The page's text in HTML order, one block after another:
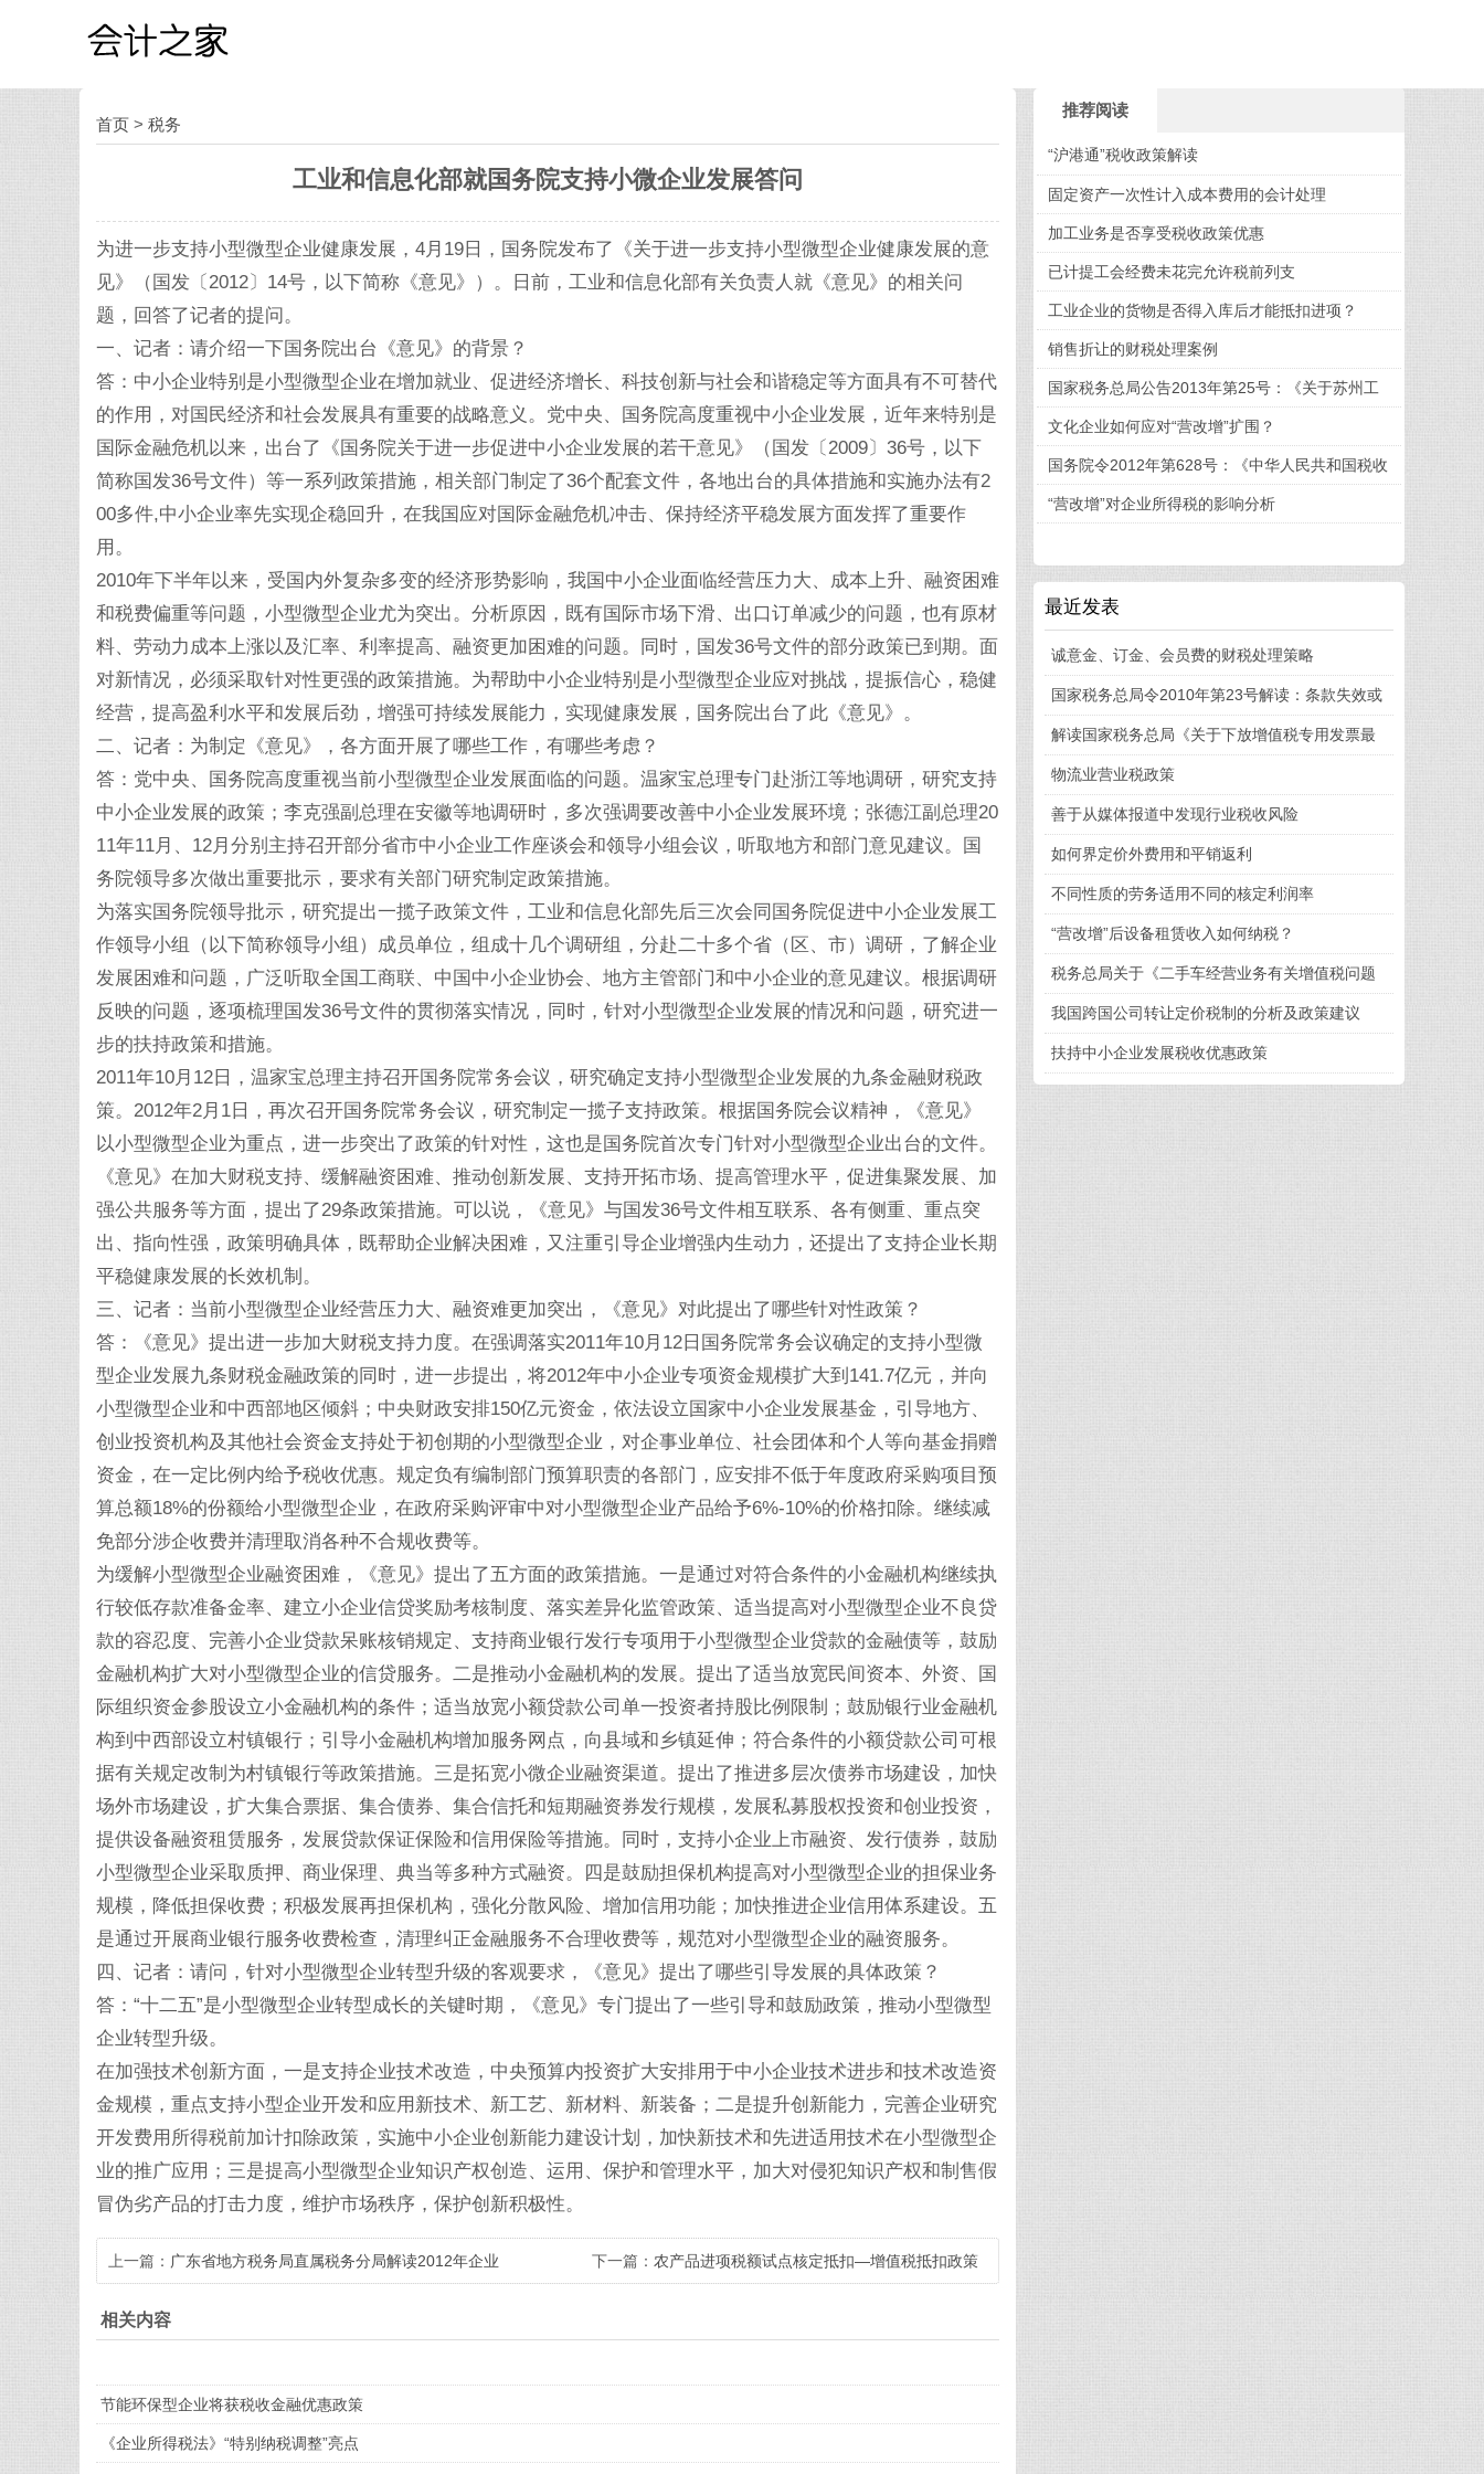
首页 > 税务
工业和信息化部就国务院支持小微企业发展答问
为进一步支持小型微型企业健康发展，4月19日，国务院发布了《关于进一步支持小型微型企业健康发展的意
见》（国发〔2012〕14号，以下简称《意见》）。日前，工业和信息化部有关负责人就《意见》的相关问
题，回答了记者的提问。
一、记者：请介绍一下国务院出台《意见》的背景？
答：中小企业特别是小型微型企业在增加就业、促进经济增长、科技创新与社会和谐稳定等方面具有不可替代
的作用，对国民经济和社会发展具有重要的战略意义。党中央、国务院高度重视中小企业发展，近年来特别是
国际金融危机以来，出台了《国务院关于进一步促进中小企业发展的若干意见》（国发〔2009〕36号，以下
简称国发36号文件）等一系列政策措施，相关部门制定了36个配套文件，各地出台的具体措施和实施办法有2
00多件,中小企业率先实现企稳回升，在我国应对国际金融危机冲击、保持经济平稳发展方面发挥了重要作
用。
2010年下半年以来，受国内外复杂多变的经济形势影响，我国中小企业面临经营压力大、成本上升、融资困难
和税费偏重等问题，小型微型企业尤为突出。分析原因，既有国际市场下滑、出口订单减少的问题，也有原材
料、劳动力成本上涨以及汇率、利率提高、融资更加困难的问题。同时，国发36号文件的部分政策已到期。面
对新情况，必须采取针对性更强的政策措施。为帮助中小企业特别是小型微型企业应对挑战，提振信心，稳健
经营，提高盈利水平和发展后劲，增强可持续发展能力，实现健康发展，国务院出台了此《意见》。
二、记者：为制定《意见》，各方面开展了哪些工作，有哪些考虑？
答：党中央、国务院高度重视当前小型微型企业发展面临的问题。温家宝总理专门赴浙江等地调研，研究支持
中小企业发展的政策；李克强副总理在安徽等地调研时，多次强调要改善中小企业发展环境；张德江副总理20
11年11月、12月分别主持召开部分省市中小企业工作座谈会和领导小组会议，听取地方和部门意见建议。国
务院领导多次做出重要批示，要求有关部门研究制定政策措施。
为落实国务院领导批示，研究提出一揽子政策文件，工业和信息化部先后三次会同国务院促进中小企业发展工
作领导小组（以下简称领导小组）成员单位，组成十几个调研组，分赴二十多个省（区、市）调研，了解企业
发展困难和问题，广泛听取全国工商联、中国中小企业协会、地方主管部门和中小企业的意见建议。根据调研
反映的问题，逐项梳理国发36号文件的贯彻落实情况，同时，针对小型微型企业发展的情况和问题，研究进一
步的扶持政策和措施。
2011年10月12日，温家宝总理主持召开国务院常务会议，研究确定支持小型微型企业发展的九条金融财税政
策。2012年2月1日，再次召开国务院常务会议，研究制定一揽子支持政策。根据国务院会议精神，《意见》
以小型微型企业为重点，进一步突出了政策的针对性，这也是国务院首次专门针对小型微型企业出台的文件。
《意见》在加大财税支持、缓解融资困难、推动创新发展、支持开拓市场、提高管理水平，促进集聚发展、加
强公共服务等方面，提出了29条政策措施。可以说，《意见》与国发36号文件相互联系、各有侧重、重点突
出、指向性强，政策明确具体，既帮助企业解决困难，又注重引导企业增强内生动力，还提出了支持企业长期
平稳健康发展的长效机制。
三、记者：当前小型微型企业经营压力大、融资难更加突出，《意见》对此提出了哪些针对性政策？
答：《意见》提出进一步加大财税支持力度。在强调落实2011年10月12日国务院常务会议确定的支持小型微
型企业发展九条财税金融政策的同时，进一步提出，将2012年中小企业专项资金规模扩大到141.7亿元，并向
小型微型企业和中西部地区倾斜；中央财政安排150亿元资金，依法设立国家中小企业发展基金，引导地方、
创业投资机构及其他社会资金支持处于初创期的小型微型企业，对企事业单位、社会团体和个人等向基金捐赠
资金，在一定比例内给予税收优惠。规定负有编制部门预算职责的各部门，应安排不低于年度政府采购项目预
算总额18%的份额给小型微型企业，在政府采购评审中对小型微型企业产品给予6%-10%的价格扣除。继续减
免部分涉企收费并清理取消各种不合规收费等。
为缓解小型微型企业融资困难，《意见》提出了五方面的政策措施。一是通过对符合条件的小金融机构继续执
行较低存款准备金率、建立小企业信贷奖励考核制度、落实差异化监管政策、适当提高对小型微型企业不良贷
款的容忍度、完善小企业贷款呆账核销规定、支持商业银行发行专项用于小型微型企业贷款的金融债等，鼓励
金融机构扩大对小型微型企业的信贷服务。二是推动小金融机构的发展。提出了适当放宽民间资本、外资、国
际组织资金参股设立小金融机构的条件；适当放宽小额贷款公司单一投资者持股比例限制；鼓励银行业金融机
构到中西部设立村镇银行；引导小金融机构增加服务网点，向县域和乡镇延伸；符合条件的小额贷款公司可根
据有关规定改制为村镇银行等政策措施。三是拓宽小微企业融资渠道。提出了推进多层次债券市场建设，加快
场外市场建设，扩大集合票据、集合债券、集合信托和短期融资券发行规模，发展私募股权投资和创业投资，
提供设备融资租赁服务，发展贷款保证保险和信用保险等措施。同时，支持小企业上市融资、发行债券，鼓励
小型微型企业采取质押、商业保理、典当等多种方式融资。四是鼓励担保机构提高对小型微型企业的担保业务
规模，降低担保收费；积极发展再担保机构，强化分散风险、增加信用功能；加快推进企业信用体系建设。五
是通过开展商业银行服务收费检查，清理纠正金融服务不合理收费等，规范对小型微型企业的融资服务。
四、记者：请问，针对小型微型企业转型升级的客观要求，《意见》提出了哪些引导发展的具体政策？
答：“十二五”是小型微型企业转型成长的关键时期，《意见》专门提出了一些引导和鼓励政策，推动小型微型
企业转型升级。
在加强技术创新方面，一是支持企业技术改造，中央预算内投资扩大安排用于中小企业技术进步和技术改造资
金规模，重点支持小型企业开发和应用新技术、新工艺、新材料、新装备；二是提升创新能力，完善企业研究
开发费用所得税前加计扣除政策，实施中小企业创新能力建设计划，加快新技术和先进适用技术在小型微型企
业的推广应用；三是提高小型微型企业知识产权创造、运用、保护和管理水平，加大对侵犯知识产权和制售假
冒伪劣产品的打击力度，维护市场秩序，保护创新积极性。
上一篇： 广东省地方税务局直属税务分局解读2012年企业 下一篇： 农产品进项税额试点核定抵扣—增值税抵扣政策
相关内容
节能环保型企业将获税收金融优惠政策
《企业所得税法》“特别纳税调整”亮点
推荐阅读
“沪港通”税收政策解读
固定资产一次性计入成本费用的会计处理
加工业务是否享受税收政策优惠
已计提工会经费未花完允许税前列支
工业企业的货物是否得入库后才能抵扣进项？
销售折让的财税处理案例
国家税务总局公告2013年第25号：《关于苏州工
业
文化企业如何应对“营改增”扩围？
国务院令2012年第628号：《中华人民共和国税收
“营改增”对企业所得税的影响分析
最近发表
诚意金、订金、会员费的财税处理策略
国家税务总局令2010年第23号解读：条款失效或
解读国家税务总局《关于下放增值税专用发票最
物流业营业税政策
善于从媒体报道中发现行业税收风险
如何界定价外费用和平销返利
不同性质的劳务适用不同的核定利润率
“营改增”后设备租赁收入如何纳税？
税务总局关于《二手车经营业务有关增值税问题
我国跨国公司转让定价税制的分析及政策建议
扶持中小企业发展税收优惠政策